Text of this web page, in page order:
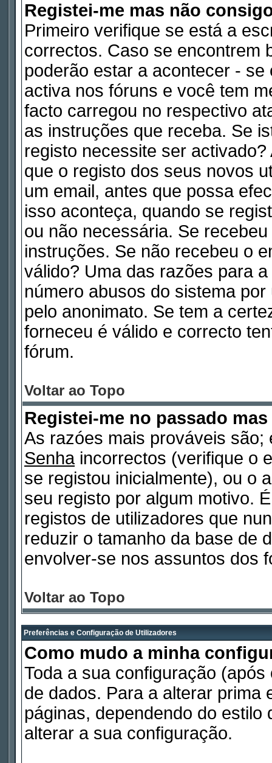
Registei-me mas não
Primeiro verifique se está a
correctos. Caso se encontrem
poderão estar a acontecer -
activa nos fóruns e você tem
facto carregou no respectivo
as instruções que receba. Se
registo necessite ser
que o registo dos seus novos
um email, antes que possa
isso aconteça, quando se
ou não necessária. Se
instruções. Se não recebeu o
válido? Uma das razões para
número abusos do sistema
pelo anonimato. Se tem a
forneceu é válido e correcto
fórum.
Voltar ao Topo
Registei-me no passado
As razóes mais prováveis
Senhaincorrectos (verifique o
se registou inicialmente), ou o
seu registo por algum motivo.
registos de utilizadores que
reduzir o tamanho da base de
envolver-se nos assuntos dos
Voltar ao Topo
Preferências e Configuração de Utilizadores
Como mudo a minha
Toda a sua configuração
de dados. Para a alterar prima
páginas, dependendo do estilo
alterar a sua configuração.